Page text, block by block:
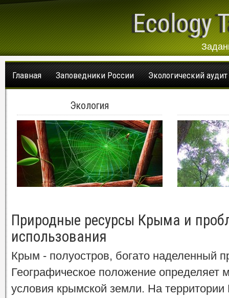
Ecology
Главная Заповедники России Экологический аудит
Экология
Природные ресурсы Крыма и
использования
Крым - полуостров, богато наделенный
Географическое положение определяет
условия крымской земли. На